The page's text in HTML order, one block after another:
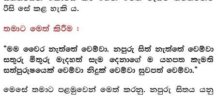
රිසි සේ කළ හැකි ය.
තමාට මෙත් කිරීම :
“මම වෛර නැත්තේ වෙම්වා. නපුරු සිත් නැත්තේ වෙම්වා
සතුරු මිතුරු මැදහත් සැම දෙනාගේ ම යහපත කැමති
සත්පුරුෂයෙක් වෙම්වා නිදුක් වෙම්වා සුවපත් වෙම්වා.”
මෙසේ තමාට පළමුවෙන් මෙත් කරනු. නපුරු සිතය යනු